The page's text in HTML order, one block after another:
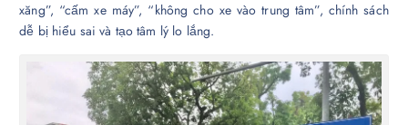
xăng”, “cấm xe máy”, “không cho xe vào trung tâm”, chính sách
dễ bị hiểu sai và tạo tâm lý lo lắng.